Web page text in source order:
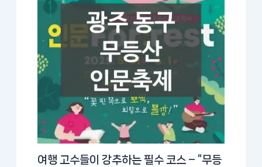
여행 고수들이 강추하는 필수 코스 – “무등